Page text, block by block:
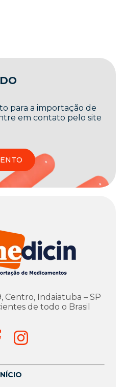
para a importação de
em contato pelo site
Centro, Indaiatuba – SP
de todo o Brasil